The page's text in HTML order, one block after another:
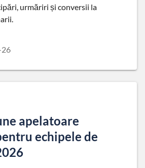
urmăriri și conversii la
apelatoare
echipele de